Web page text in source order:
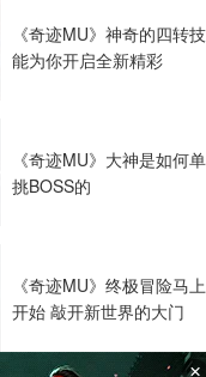
《奇迹MU》神奇的四转技
能为你开启全新精彩
《奇迹MU》大神是如何单
挑BOSS的
《奇迹MU》终极冒险马上
开始 敲开新世界的大门